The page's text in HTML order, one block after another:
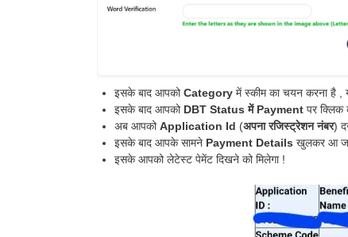
इसके बाद आपकोCategory में स्कीम का चयन करना है ,
इसके बाद आपको DBT Status में Payment पर क्लिक
अब आपकोApplication Id (अपना रजिस्ट्रेशन नंबर)
इसके बाद आपके सामने Payment Details खुलकर आ
इसके आपको लेटेस्ट पेमेंट दिखने को मिलेगा !